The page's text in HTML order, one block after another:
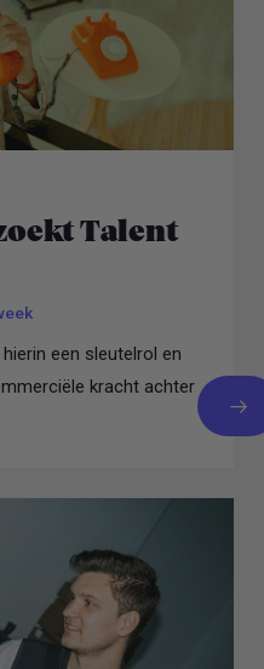
Talent
een sleutelrol en
kracht achter